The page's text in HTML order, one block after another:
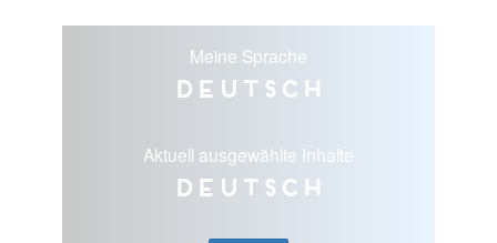
Meine Sprache
Deutsch
Aktuell ausgewählte Inhalte
Deutsch